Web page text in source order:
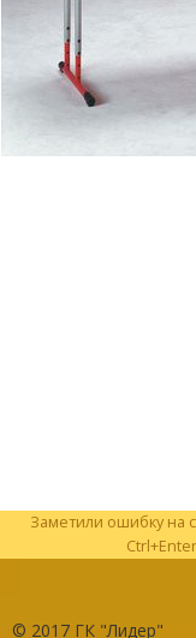
Заметили ошибку на
© 2017 ГК "Лидер"